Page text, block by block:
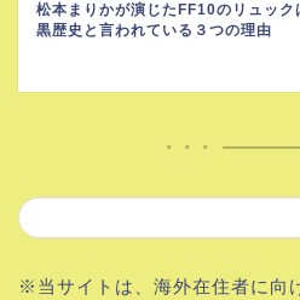
松本まりかが演じたFF10のリュック
黒歴史と言われている３つの理由
※当サイトは、海外在住者に向